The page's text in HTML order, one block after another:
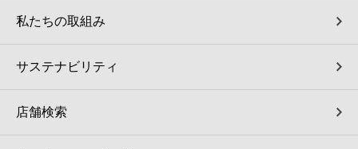
私たちの取組み
サステナビリティ
店舗検索